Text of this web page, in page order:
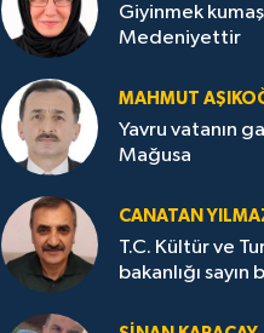
Giyinmek
Medeniyettir
MAHMUT
Yavru vatanın
Mağusa
CANATAN
T.C. Kültür ve
bakanlığı sayın